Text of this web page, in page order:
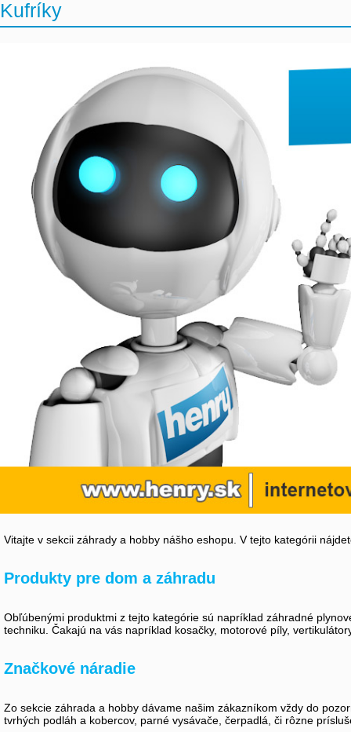
Kufríky
Vitajte v sekcii záhrady a hobby nášho eshopu. V tejto kategórii
Produkty pre dom a záhradu
Obľúbenými produktmi z tejto kategórie sú napríklad záhradné
techniku. Čakajú na vás napríklad kosačky, motorové píly,
Značkové náradie
Zo sekcie záhrada a hobby dávame našim zákazníkom vždy do
tvrhých podláh a kobercov, parné vysávače, čerpadlá, či rôzne